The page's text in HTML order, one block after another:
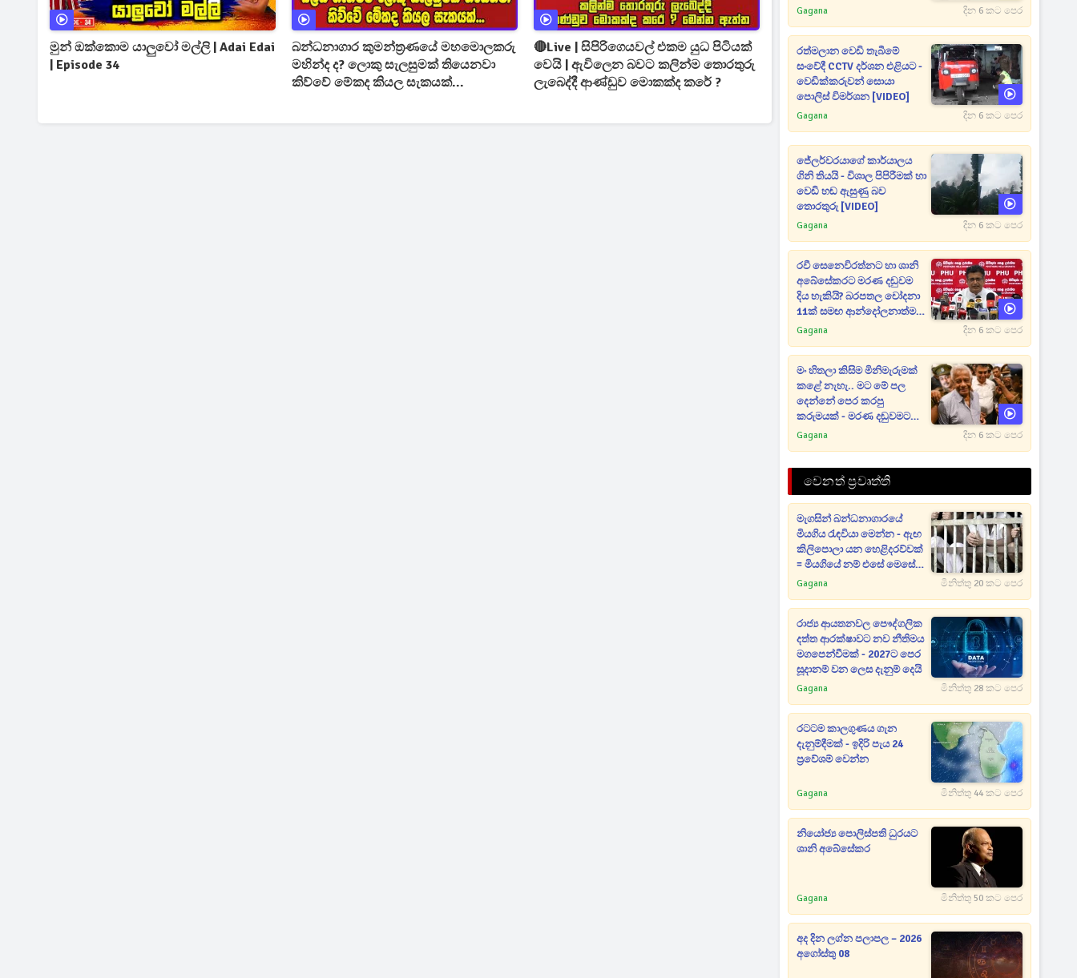
මුන් ඔක්කොම යාලුවෝ මල්ලි | Adai Edai
| Episode 34
බන්ධනාගාර කුමන්ත්‍රණයේ මහමොලකරු
මහින්ද ද? ලොකු සැලසුමක් තියෙනවා
කිව්වේ මේකද කියල සැකයක්...
🔴Live | සිපිරිගෙයවල් එකම යුධ පිටියක්
වෙයි | ඇවිලෙන බවට කලින්ම තොරතුරු
ලැබෙද්දී ආණ්ඩුව මොකක්ද කරේ ?
උත්සාහයක [VIDEO]
Gagana දින 6 කට පෙර
රත්මලාන වෙඩි තැබීමේ
සංවේදී CCTV දර්ශන එළියට -
වෙඩික්කරුවන් සොයා
පොලිස් විමර්ශන [VIDEO]
Gagana දින 6 කට පෙර
ජේලර්වරයාගේ කාර්යාලය
ගිනි තියයි - විශාල පිපිරීමක් හා
වෙඩි හඬ ඇසුණු බව
තොරතුරු [VIDEO]
Gagana දින 6 කට පෙර
රවී සෙනෙවිරත්නට හා ශානි
අබේසේකරට මරණ දඬුවම
දිය හැකියි? බරපතල චෝදනා
11ක් සමඟ ආන්දෝලනාත්මක
ප්‍රකාශයක් [VIDEO]
Gagana දින 6 කට පෙර
මං හිතලා කිසිම මිනිමැරුමක්
කළේ නැහැ.. මට මේ පල
දෙන්නේ පෙර කරපු
කරුමයක් - මරණ දඬුවමට
කළින් කට ඇරපු පූජිත් හඬා
Gagana දින 6 කට පෙර
වෙනත් ප්‍රවෘත්ති
මැගසින් බන්ධනාගාරයේ
මියගිය රැඳවියා මෙන්න - ඇඟ
කිලිපොලා යන හෙළිදරව්වක්
= මියගියේ නම් එසේ මෙසේ
කෙනෙක් නෙමෙයි
Gagana මිනිත්තු 20 කට පෙර
රාජ්‍ය ආයතනවල පෞද්ගලික
දත්ත ආරක්ෂාවට නව නීතිමය
මගපෙන්වීමක් - 2027ට පෙර
සූදානම් වන ලෙස දැනුම් දෙයි
Gagana මිනිත්තු 28 කට පෙර
රටටම කාලගුණය ගැන
දැනුම්දීමක් - ඉදිරි පැය 24
ප්‍රවේශම් වෙන්න
Gagana මිනිත්තු 44 කට පෙර
නියෝජ්‍ය පොලිස්පති ධුරයට
ශානි අබේසේකර
Gagana මිනිත්තු 50 කට පෙර
අද දින ලග්න පලාපල – 2026
අගෝස්තු 08